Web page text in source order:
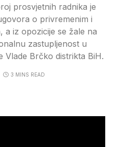
prosvjetnih radnika je
o privremenim i
a iz opozicije se žale na
zastupljenost u
Vlade Brčko distrikta BiH.
3 MINS READ